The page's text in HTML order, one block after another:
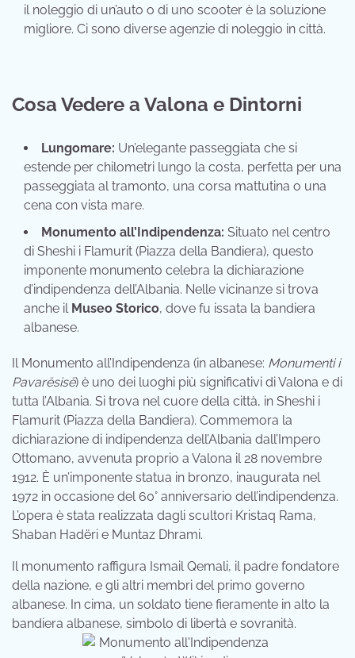
il noleggio di un’auto o di uno scooter è la soluzione
migliore. Ci sono diverse agenzie di noleggio in città.
Cosa Vedere a Valona e Dintorni
Lungomare: Un’elegante passeggiata che si
estende per chilometri lungo la costa, perfetta per una
passeggiata al tramonto, una corsa mattutina o una
cena con vista mare.
Monumento all’Indipendenza: Situato nel centro
di Sheshi i Flamurit (Piazza della Bandiera), questo
imponente monumento celebra la dichiarazione
d’indipendenza dell’Albania. Nelle vicinanze si trova
anche il Museo Storico, dove fu issata la bandiera
albanese.
Il Monumento all’Indipendenza (in albanese: Monumenti i
Pavarësisë) è uno dei luoghi più significativi di Valona e di
tutta l’Albania. Si trova nel cuore della città, in Sheshi i
Flamurit (Piazza della Bandiera). Commemora la
dichiarazione di indipendenza dell’Albania dall’Impero
Ottomano, avvenuta proprio a Valona il 28 novembre
1912. È un’imponente statua in bronzo, inaugurata nel
1972 in occasione del 60° anniversario dell’indipendenza.
L’opera è stata realizzata dagli scultori Kristaq Rama,
Shaban Hadëri e Muntaz Dhrami.
Il monumento raffigura Ismail Qemali, il padre fondatore
della nazione, e gli altri membri del primo governo
albanese. In cima, un soldato tiene fieramente in alto la
bandiera albanese, simbolo di libertà e sovranità.